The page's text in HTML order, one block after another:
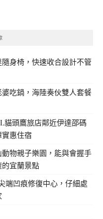
隨身椅，快速收合設計不管
婆吃鍋，海陸奏伙雙人套餐
貓頭鷹旅店鄰近伊達邵碼
惠住宿
動物親子樂園，能與會握手
宜蘭景點
端凹痕修復中心，仔細處